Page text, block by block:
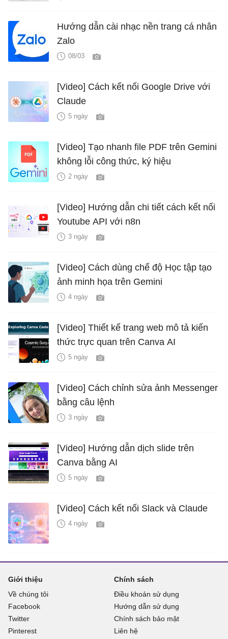
Hướng dẫn cài nhạc nền trang cá nhân
Zalo
08/03
[Video] Cách kết nối Google Drive với
Claude
5 ngày
[Video] Tạo nhanh file PDF trên Gemini
không lỗi công thức, ký hiệu
2 ngày
[Video] Hướng dẫn chi tiết cách kết nối
Youtube API với n8n
3 ngày
[Video] Cách dùng chế độ Học tập tạo
ảnh minh họa trên Gemini
4 ngày
[Video] Thiết kế trang web mô tả kiến
thức trực quan trên Canva AI
5 ngày
[Video] Cách chỉnh sửa ảnh Messenger
bằng câu lệnh
3 ngày
[Video] Hướng dẫn dịch slide trên
Canva bằng AI
5 ngày
[Video] Cách kết nối Slack và Claude
4 ngày
Giới thiệu
Về chúng tôi
Facebook
Twitter
Pinterest
Chính sách
Điều khoản sử dụng
Hướng dẫn sử dụng
Chính sách bảo mật
Liên hệ